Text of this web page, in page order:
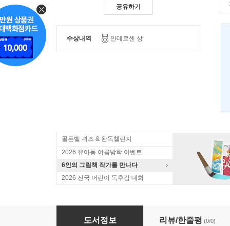
공유하기
수상내역 안데르센 상
골든벨 퀴즈 & 완독챌린지
2026 유아동 여름방학 이벤트
6인의 그림책 작가를 만나다
2026 전국 어린이 독후감 대회
어른들은 뭘 몰라!
도서정보 리뷰/한줄평 (0/0)